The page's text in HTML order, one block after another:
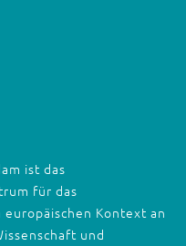
ist das
für das
Kontext an
und